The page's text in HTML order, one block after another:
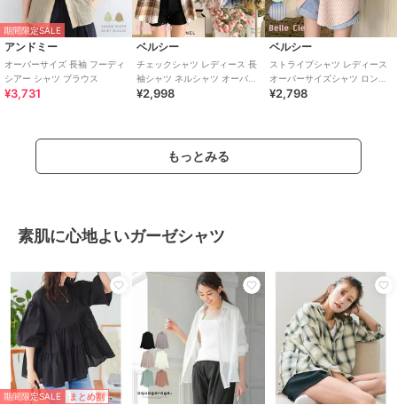
期間限定SALE
アンドミー
オーバーサイズ 長袖 フーディ
シアー シャツ ブラウス
¥3,731
ベルシー
チェックシャツ レディース 長
袖シャツ ネルシャツ オーバー
サイズ 羽織り 11色 春秋
¥2,998
ベルシー
ストライプシャツ レディース
オーバーサイズシャツ ロング
シャツ 長袖 サテンシャツ 春夏
¥2,798
もっとみる
素肌に心地よいガーゼシャツ
期間限定SALE まとめ割